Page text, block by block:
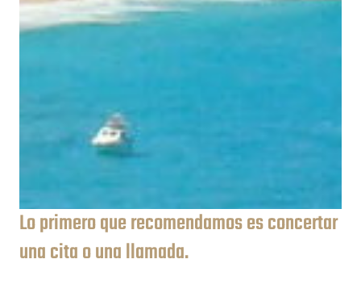
Lo primero que recomendamos es concertar
una cita o una llamada.